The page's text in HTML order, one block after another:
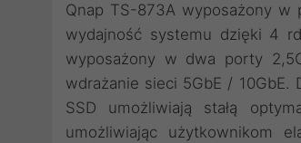
Qnap TS-873A wyposażony w
wydajność systemu dzięki 4
wyposażony w dwa porty
wdrażanie sieci 5GbE /
SSD umożliwiają stałą
umożliwiając użytkownikom